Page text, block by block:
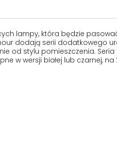
lampy, która będzie
dodają serii dodatkowego
stylu pomieszczenia. Seria
wersji białej lub czarnej, na